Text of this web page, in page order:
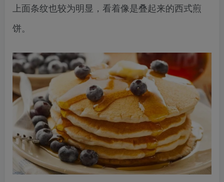
上面条纹也较为明显，看着像是叠起来的西式煎
饼。